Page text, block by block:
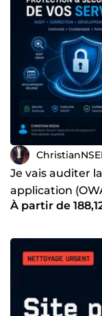
Je vais auditer
application
À partir de